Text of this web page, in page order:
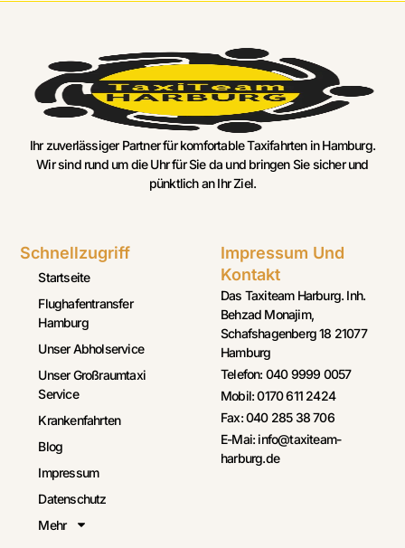
Ihr zuverlässiger Partner für komfortable Taxifahrten in Hamburg.
Wir sind rund um die Uhr für Sie da und bringen Sie sicher und
pünktlich an Ihr Ziel.
Schnellzugriff
Startseite
Flughafentransfer
Hamburg
Unser Abholservice
Unser Großraumtaxi
Service
Krankenfahrten
Blog
Impressum
Datenschutz
Mehr
Impressum Und
Kontakt
Das Taxiteam Harburg. Inh.
Behzad Monajim,
Schafshagenberg 18 21077
Hamburg
Telefon: 040 9999 0057
Mobil: 0170 611 2424
Fax: 040 285 38 706
E-Mai: info@taxiteam-
harburg.de